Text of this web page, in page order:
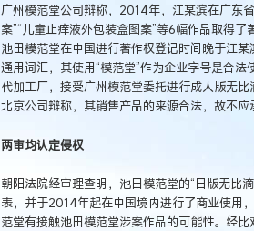
广州模范堂公司辩称，2014年，江某滨在广东
案”“儿童止痒液外包装盒图案”等6幅作品取得
池田模范堂在中国进行著作权登记时间晚于江
通用词汇，其使用“模范堂”作为企业字号是合
代加工厂，接受广州模范堂委托进行成人版无
北京公司辩称，其销售产品的来源合法，故不应
两审均认定侵权
朝阳法院经审理查明，池田模范堂的“日版无比
表，并于2014年起在中国境内进行了商业使用
范堂有接触池田模范堂涉案作品的可能性。经